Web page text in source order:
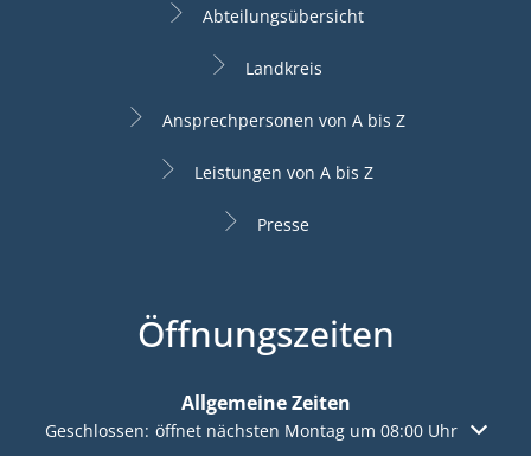
Abteilungsübersicht
Landkreis
Ansprechpersonen von A bis Z
Leistungen von A bis Z
Presse
Öffnungszeiten
Allgemeine Zeiten
Klicken, um weitere Öffnungs- oder Schließzeiten
Geschlossen: öffnet nächsten Montag um 08:00 Uhr